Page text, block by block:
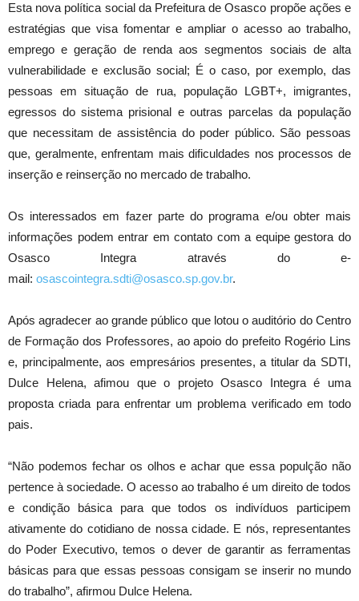
Esta nova política social da Prefeitura de Osasco propõe ações e
estratégias que visa fomentar e ampliar o acesso ao trabalho,
emprego e geração de renda aos segmentos sociais de alta
vulnerabilidade e exclusão social; É o caso, por exemplo, das
pessoas em situação de rua, população LGBT+, imigrantes,
egressos do sistema prisional e outras parcelas da população
que necessitam de assistência do poder público. São pessoas
que, geralmente, enfrentam mais dificuldades nos processos de
inserção e reinserção no mercado de trabalho.
Os interessados em fazer parte do programa e/ou obter mais
informações podem entrar em contato com a equipe gestora do
Osasco Integra através do e-
mail: osascointegra.sdti@osasco.sp.gov.br.
Após agradecer ao grande público que lotou o auditório do Centro
de Formação dos Professores, ao apoio do prefeito Rogério Lins
e, principalmente, aos empresários presentes, a titular da SDTI,
Dulce Helena, afimou que o projeto Osasco Integra é uma
proposta criada para enfrentar um problema verificado em todo
pais.
“Não podemos fechar os olhos e achar que essa populção não
pertence à sociedade. O acesso ao trabalho é um direito de todos
e condição básica para que todos os indivíduos participem
ativamente do cotidiano de nossa cidade. E nós, representantes
do Poder Executivo, temos o dever de garantir as ferramentas
básicas para que essas pessoas consigam se inserir no mundo
do trabalho”, afirmou Dulce Helena.